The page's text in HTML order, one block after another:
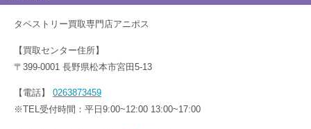
タペストリー買取専門店アニポス
【買取センター住所】
〒399-0001 長野県松本市宮田5-13
【電話】 0263873459
※TEL受付時間：平日9:00~12:00 13:00~17:00